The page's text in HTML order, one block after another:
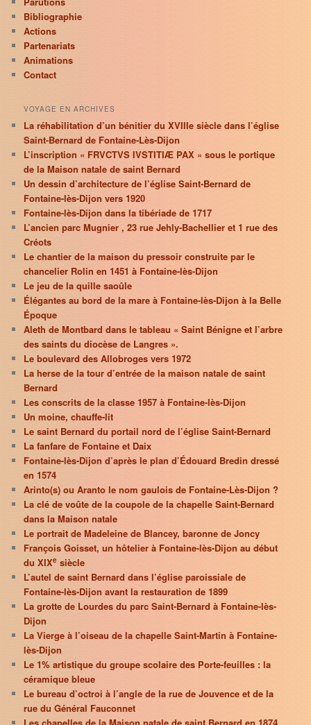
Bibliographie
Actions
Partenariats
Animations
Contact
VOYAGE EN ARCHIVES
La réhabilitation d’un bénitier du XVIIIe siècle dans l’église
Saint-Bernard de Fontaine-Lès-Dijon
L’inscription « FRVCTVS IVSTITIÆ PAX » sous le portique
de la Maison natale de saint Bernard
Un dessin d’architecture de l’église Saint-Bernard de
Fontaine-lès-Dijon vers 1920
Fontaine-lès-Dijon dans la tibériade de 1717
L’ancien parc Mugnier , 23 rue Jehly-Bachellier et 1 rue des
Créots
Le chantier de la maison du pressoir construite par le
chancelier Rolin en 1451 à Fontaine-lès-Dijon
Le jeu de la quille saoûle
Élégantes au bord de la mare à Fontaine-lès-Dijon à la Belle
Époque
Aleth de Montbard dans le tableau « Saint Bénigne et l’arbre
des saints du diocèse de Langres ».
Le boulevard des Allobroges vers 1972
La herse de la tour d’entrée de la maison natale de saint
Bernard
Les conscrits de la classe 1957 à Fontaine-lès-Dijon
Un moine, chauffe-lit
Le saint Bernard du portail nord de l’église Saint-Bernard
La fanfare de Fontaine et Daix
Fontaine-lès-Dijon d’après le plan d’Édouard Bredin dressé
en 1574
Arinto(s) ou Aranto le nom gaulois de Fontaine-Lès-Dijon ?
La clé de voûte de la coupole de la chapelle Saint-Bernard
dans la Maison natale
Le portrait de Madeleine de Blancey, baronne de Joncy
François Goisset, un hôtelier à Fontaine-lès-Dijon au début
du XIXe siècle
L’autel de saint Bernard dans l’église paroissiale de
Fontaine-lès-Dijon avant la restauration de 1899
La grotte de Lourdes du parc Saint-Bernard à Fontaine-lès-
Dijon
La Vierge à l’oiseau de la chapelle Saint-Martin à Fontaine-
lès-Dijon
Le 1% artistique du groupe scolaire des Porte-feuilles : la
céramique bleue
Le bureau d’octroi à l’angle de la rue de Jouvence et de la
rue du Général Fauconnet